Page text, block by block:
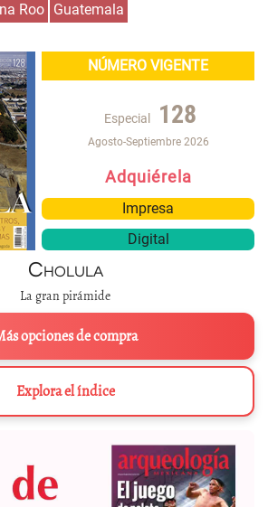
Roo Guatemala
NÚMERO VIGENTE
Especial 128
Agosto-Septiembre 2026
Adquiérela
Impresa
Digital
Cholula
La gran pirámide
opciones de compra
Explora el índice